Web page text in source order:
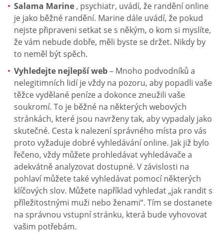
Salama Marine, psychiatr, uvádí, že randění online
je jako běžné randění. Marine dále uvádí, že pokud
nejste připraveni setkat se s někým, o kom si myslíte,
že vám nebude dobře, měli byste se držet. Nikdy by
to neměl být spěch.
Vyhledejte nejlepší web– Mnoho podvodníků a
nelegitimních lidí je vždy na pozoru, aby popadli vaše
těžce vydělané peníze a dokonce zneužili vaše
soukromí. To je běžné na některých webových
stránkách, které jsou navrženy tak, aby vypadaly jako
skutečné. Cesta k nalezení správného místa pro vás
proto vyžaduje dobré vyhledávání online. Jak již bylo
řečeno, vždy můžete prohledávat vyhledávače a
adekvátně analyzovat dostupné. V závislosti na
pohlaví můžete také vyhledávat pomocí některých
klíčových slov. Můžete například vyhledat „jak randit s
příležitostnými muži nebo ženami“. Tím se dostanete
na správnou vstupní stránku, která bude vyhovovat
vašim potřebám.